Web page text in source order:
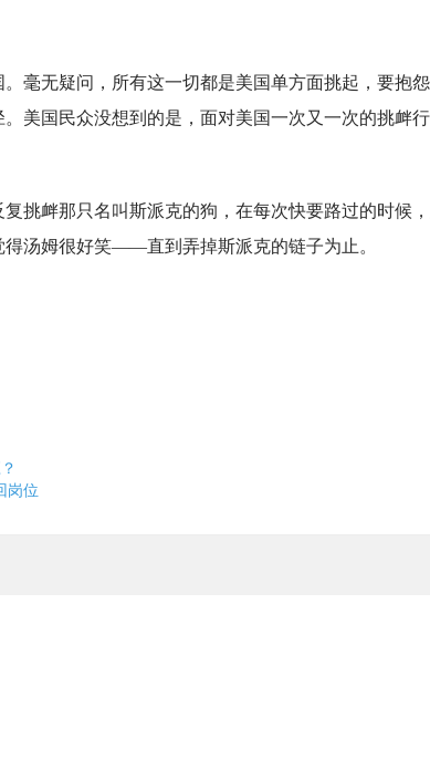
毫无疑问，所有这一切都是美国单方面挑起，要抱
美国民众没想到的是，面对美国一次又一次的挑衅行
挑衅那只名叫斯派克的狗，在每次快要路过的时候
汤姆很好笑——直到弄掉斯派克的链子为止。
岗位